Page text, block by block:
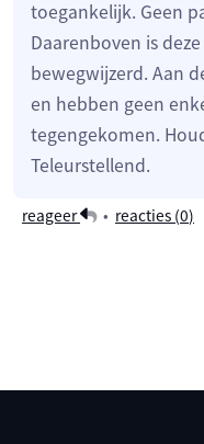
toegankelijk. Geen
Daarenboven is
bewegwijzerd. Aan
en hebben geen
tegengekomen.
Teleurstellend.
reageer • reacties (0)